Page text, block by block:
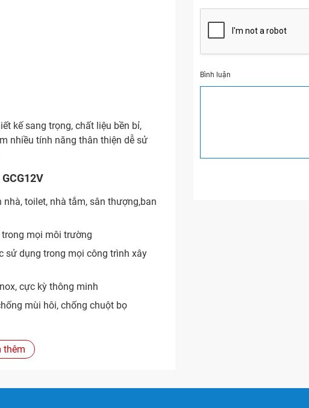
kế sang trọng, chất liệu bền bỉ,
nhiều tính năng thân thiện dễ sử
toilet, nhà tắm, sân thượng,ban
mọi môi trường
sử dụng trong mọi công trình xây
cực kỳ thông minh
mùi hôi, chống chuột bọ
thêm
Bình luận